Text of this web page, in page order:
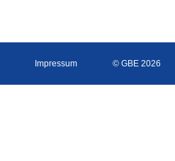
Impressum © GBE 2026